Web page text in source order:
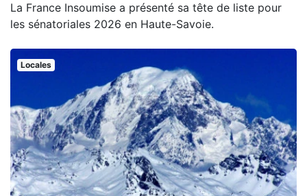
La France Insoumise a présenté sa tête de liste pour
les sénatoriales 2026 en Haute-Savoie.
Locales